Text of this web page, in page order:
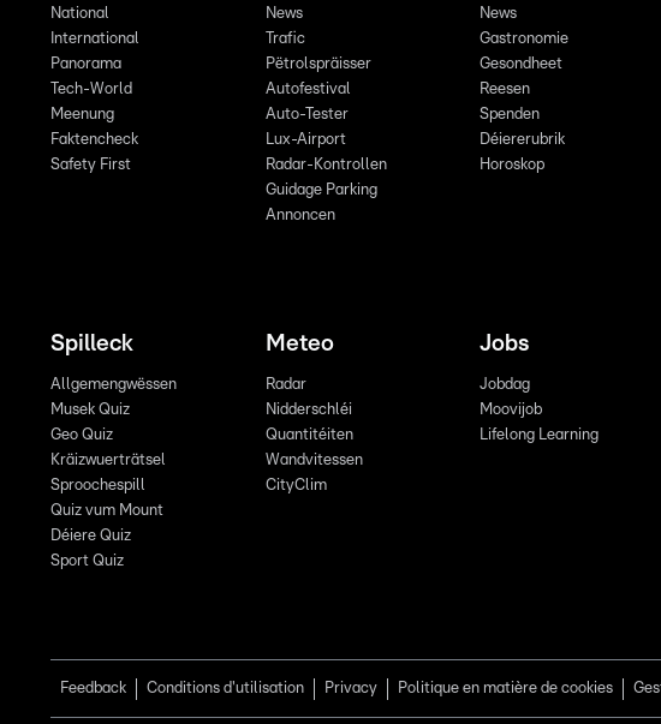
National
International
Panorama
Tech-World
Meenung
Faktencheck
Safety First
News
Trafic
Pëtrolspräisser
Autofestival
Auto-Tester
Lux-Airport
Radar-Kontrollen
Guidage Parking
Annoncen
News
Gastronomie
Gesondheet
Reesen
Spenden
Déiererubrik
Horoskop
Spilleck
Allgemengwëssen
Musek Quiz
Geo Quiz
Kräizwuerträtsel
Sproochespill
Quiz vum Mount
Déiere Quiz
Sport Quiz
Meteo
Radar
Nidderschléi
Quantitéiten
Wandvitessen
CityClim
Jobs
Jobdag
Moovijob
Lifelong Learning
Feedback Conditions d'utilisation Privacy Politique en matière de cookies